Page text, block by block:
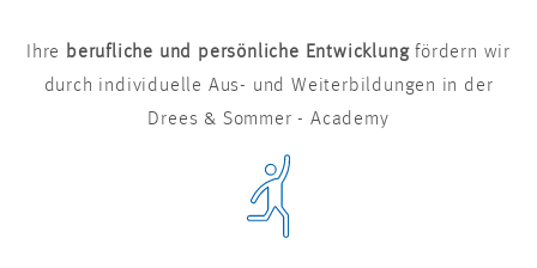
Ihre berufliche und persönliche Entwicklungfördern wir
durch individuelle Aus- und Weiterbildungen in der
Drees & Sommer - Academy